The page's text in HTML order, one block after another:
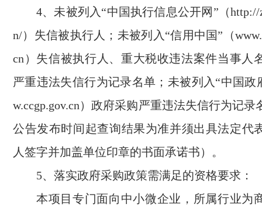
4、未被列入“中国执行信息公开网”（http://
n/）失信被执行人；未被列入“信用中国”（
cn）失信被执行人、重大税收违法案件当事人
严重违法失信行为记录名单；未被列入“中国政
w.ccgp.gov.cn）政府采购严重违法失信行为记录
公告发布时间起查询结果为准并须出具法定代
人签字并加盖单位印章的书面承诺书）。
5、落实政府采购政策需满足的资格要求：
本项目专门面向中小微企业，所属行业为